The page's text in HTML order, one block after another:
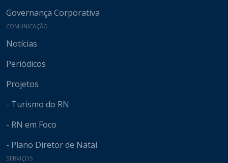
Governança Corporativa
COMUNICAÇÃO
Notícias
Periódicos
Projetos
- Turismo do RN
- RN em Foco
- Plano Diretor de Natal
SERVIÇOS